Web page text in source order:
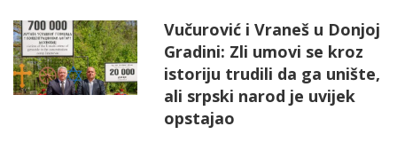
Vučurović i Vraneš u Donjoj
Gradini: Zli umovi se kroz
istoriju trudili da ga unište,
ali srpski narod je uvijek
opstajao